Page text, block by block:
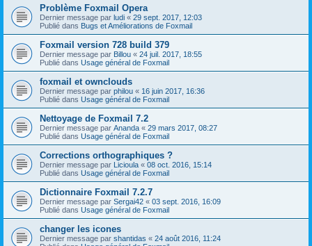
Problème Foxmail Opera
Dernier message par ludi « 29 sept. 2017, 12:03
Publié dans Bugs et Améliorations de Foxmail
Foxmail version 728 build 379
Dernier message par Billou « 24 juil. 2017, 18:55
Publié dans Usage général de Foxmail
foxmail et ownclouds
Dernier message par philou « 16 juin 2017, 16:36
Publié dans Usage général de Foxmail
Nettoyage de Foxmail 7.2
Dernier message par Ananda « 29 mars 2017, 08:27
Publié dans Usage général de Foxmail
Corrections orthographiques ?
Dernier message par Licioula « 08 oct. 2016, 15:14
Publié dans Usage général de Foxmail
Dictionnaire Foxmail 7.2.7
Dernier message par Sergai42 « 03 sept. 2016, 16:09
Publié dans Usage général de Foxmail
changer les icones
Dernier message par shantidas « 24 août 2016, 11:24